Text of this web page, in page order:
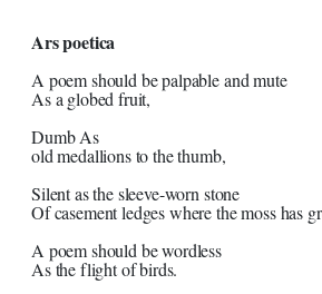
Ars poetica
A poem should be palpable and mute
As a globed fruit,
Dumb As
old medallions to the thumb,
Silent as the sleeve-worn stone
Of casement ledges where the moss has
A poem should be wordless
As the flight of birds.